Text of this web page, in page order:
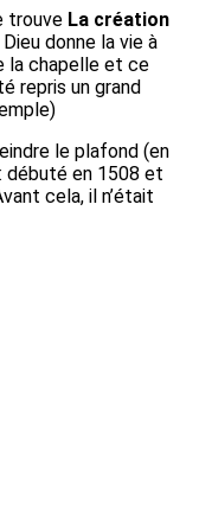
trouve La création
donne la vie à
la chapelle et ce
repris un grand
le plafond (en
débuté en 1508 et
cela, il n’était